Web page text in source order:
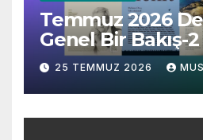
Temmuz 2026
Genel Bir Bakış-2
25 TEMMUZ 2026